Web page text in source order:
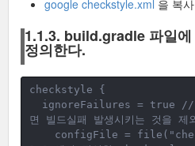
google checkstyle.xml 을 복사
1.1.3. build.gradle 파일
정의한다.
checkstyle {
ignoreFailures = true //
면 빌드실패 발생시키는 것을 제
configFile =